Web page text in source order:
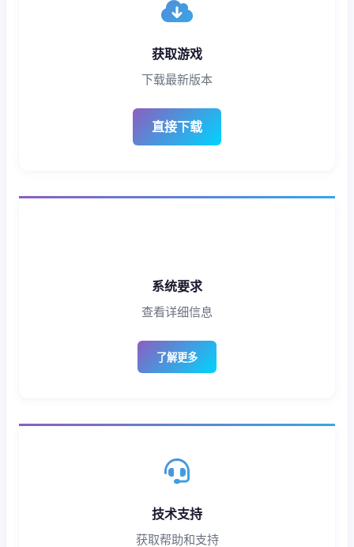
获取游戏
下载最新版本
直接下载
系统要求
查看详细信息
了解更多
技术支持
获取帮助和支持